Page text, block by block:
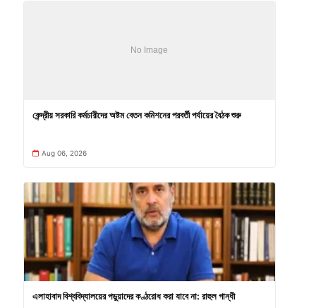
কেন্দ্রীয় সরকারি কর্মচারীদের অষ্টম বেতন কমিশনের পরবর্তী পর্যায়ের বৈঠক শুরু
Aug 06, 2026
এলাহাবাদ বিশ্ববিদ্যালয়ের পড়ুয়াদের কণ্ঠরোধ করা যাবে না: রাহুল গান্ধী